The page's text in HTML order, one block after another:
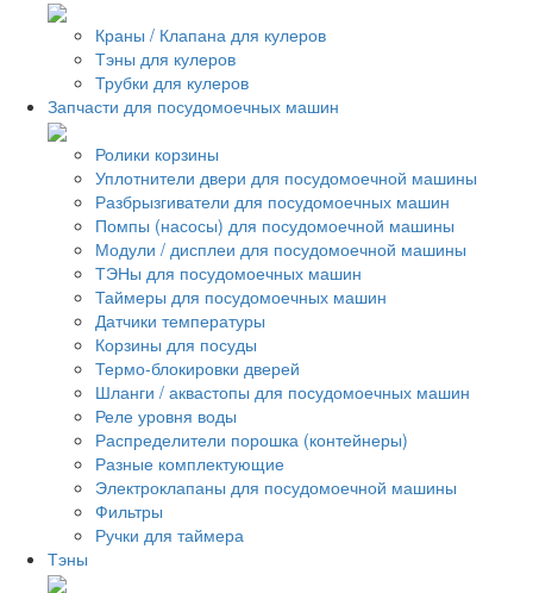
Краны / Клапана для кулеров
Тэны для кулеров
Трубки для кулеров
Запчасти для посудомоечных машин
Ролики корзины
Уплотнители двери для посудомоечной машины
Разбрызгиватели для посудомоечных машин
Помпы (насосы) для посудомоечной машины
Модули / дисплеи для посудомоечной машины
ТЭНы для посудомоечных машин
Таймеры для посудомоечных машин
Датчики температуры
Корзины для посуды
Термо-блокировки дверей
Шланги / аквастопы для посудомоечных машин
Реле уровня воды
Распределители порошка (контейнеры)
Разные комплектующие
Электроклапаны для посудомоечной машины
Фильтры
Ручки для таймера
Тэны